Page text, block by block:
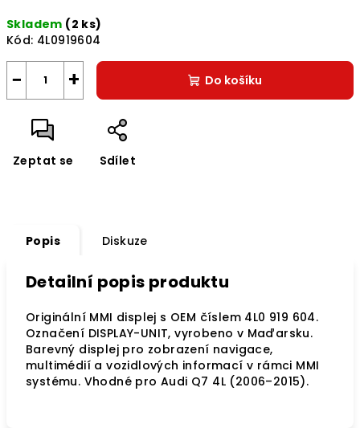
cena:
Skladem (2 ks)
Kód: 4L0919604
+
− Do košíku
Zeptat se Sdílet
Popis Diskuze
Detailní popis produktu
Originální MMI displej s OEM číslem 4L0 919 604.
Označení DISPLAY-UNIT, vyrobeno v Maďarsku.
Barevný displej pro zobrazení navigace,
multimédií a vozidlových informací v rámci MMI
systému. Vhodné pro Audi Q7 4L (2006–2015).